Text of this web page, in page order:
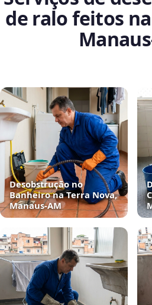
de ralo feitos
Desobstrução no
Banheiro na Terra Nova,
Manaus‑AM